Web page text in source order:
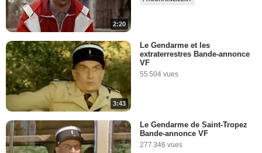
2:20
3:43
Le Gendarme et les
extraterrestres Bande-annonce
VF
55 504 vues
Le Gendarme de Saint-Tropez
Bande-annonce VF
277 346 vues